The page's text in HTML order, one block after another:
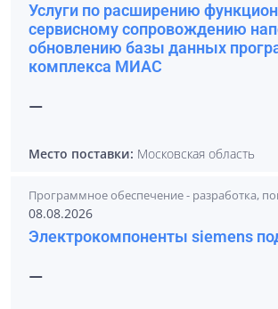
Услуги по расширению
сервисному сопровождению
обновлению базы данных
комплекса МИАС
—
Место поставки: Московская область
Программное обеспечение - разработка,
08.08.2026
Электрокомпоненты siemens
—